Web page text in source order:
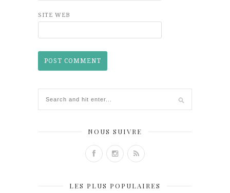
SITE WEB
NOUS SUIVRE
LES PLUS POPULAIRES